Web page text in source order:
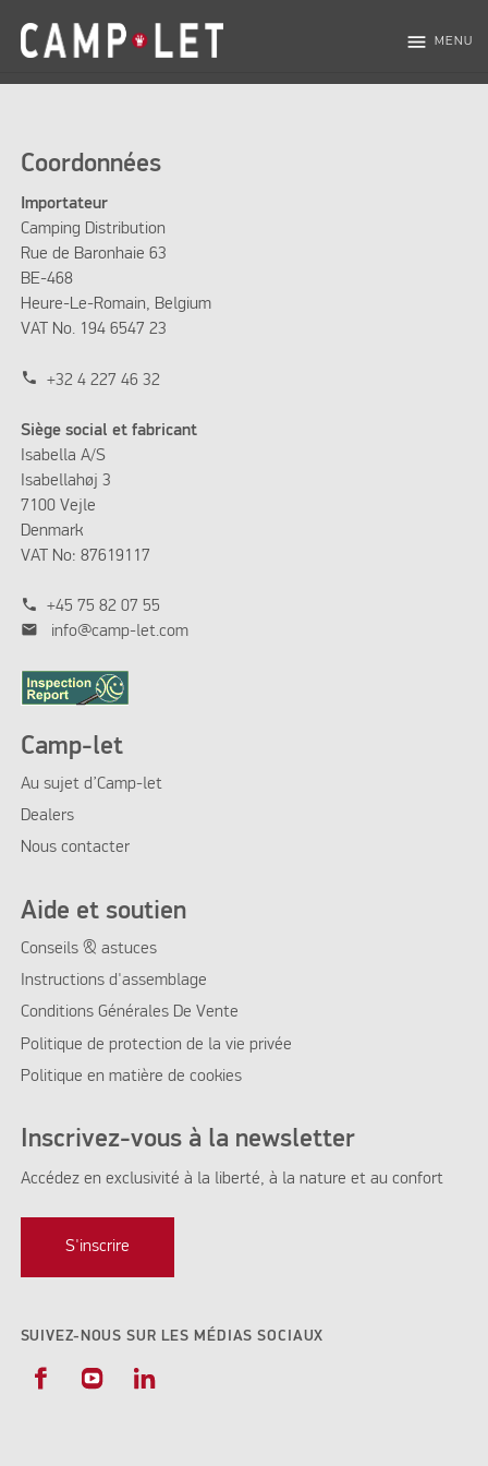
menu MENU
Coordonnées
Importateur
Camping Distribution
Rue de Baronhaie 63
BE-468
Heure-Le-Romain, Belgium
VAT No. 194 6547 23
phone +32 4 227 46 32
Siège social et fabricant
Isabella A/S
Isabellahøj 3
7100 Vejle
Denmark
VAT No: 87619117
phone +45 75 82 07 55
mail info@camp-let.com
Camp-let
Au sujet d’Camp-let
Dealers
Nous contacter
Aide et soutien
Conseils & astuces
Instructions d'assemblage
Conditions Générales De Vente
Politique de protection de la vie privée
Politique en matière de cookies
Inscrivez-vous à la newsletter
Accédez en exclusivité à la liberté, à la nature et au confort
S'inscrire
SUIVEZ-NOUS SUR LES MÉDIAS SOCIAUX